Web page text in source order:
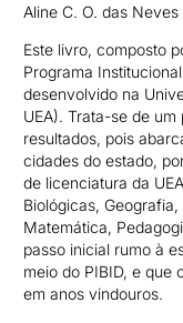
Aline C. O. das Neves
Este livro, composto
Programa
desenvolvido na
UEA). Trata-se de
resultados, pois
cidades do estado,
de licenciatura da
Biológicas,
Matemática,
passo inicial rumo à
meio do PIBID, e que
em anos vindouros.